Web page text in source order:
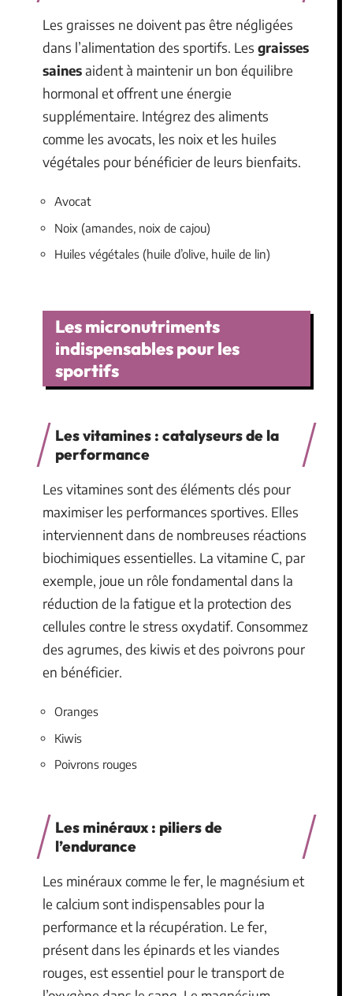
Les graisses ne doivent pas être négligées
dans l’alimentation des sportifs. Les graisses
sainesaident à maintenir un bon équilibre
hormonal et offrent une énergie
supplémentaire. Intégrez des aliments
comme les avocats, les noix et les huiles
végétales pour bénéficier de leurs bienfaits.
Avocat
Noix (amandes, noix de cajou)
Huiles végétales (huile d’olive, huile de lin)
Les micronutriments
indispensables pour les
sportifs
Les vitamines : catalyseurs de la
performance
Les vitamines sont des éléments clés pour
maximiser les performances sportives. Elles
interviennent dans de nombreuses réactions
biochimiques essentielles. La vitamine C, par
exemple, joue un rôle fondamental dans la
réduction de la fatigue et la protection des
cellules contre le stress oxydatif. Consommez
des agrumes, des kiwis et des poivrons pour
en bénéficier.
Oranges
Kiwis
Poivrons rouges
Les minéraux : piliers de
l’endurance
Les minéraux comme le fer, le magnésium et
le calcium sont indispensables pour la
performance et la récupération. Le fer,
présent dans les épinards et les viandes
rouges, est essentiel pour le transport de